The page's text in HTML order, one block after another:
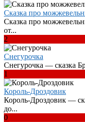
Сказка про
Сказка про
от...
2
Снегурочка
Снегурочка — сказка
1
Король-Дроздовик
Король-Дроздовик —
до...
0